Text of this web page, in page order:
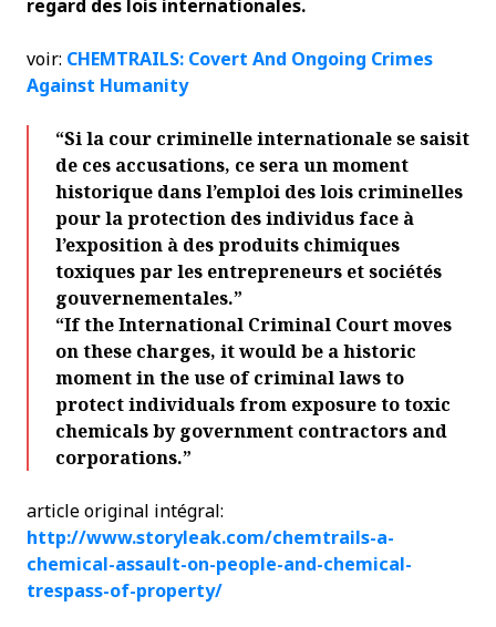
regard des lois internationales.
voir: CHEMTRAILS: Covert And Ongoing Crimes
Against Humanity
“Si la cour criminelle internationale se saisit
de ces accusations, ce sera un moment
historique dans l’emploi des lois criminelles
pour la protection des individus face à
l’exposition à des produits chimiques
toxiques par les entrepreneurs et sociétés
gouvernementales.”
“If the International Criminal Court moves
on these charges, it would be a historic
moment in the use of criminal laws to
protect individuals from exposure to toxic
chemicals by government contractors and
corporations.”
article original intégral:
http://www.storyleak.com/chemtrails-a-
chemical-assault-on-people-and-chemical-
trespass-of-property/